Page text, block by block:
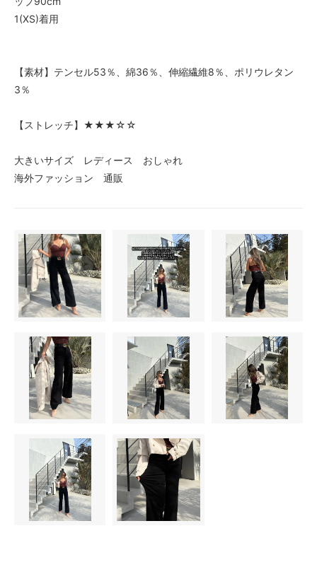
1(XS)着用
【素材】テンセル53％、綿36％、伸縮繊維8％、ポリウレタン
3％
【ストレッチ】★★★☆☆
大きいサイズ レディース おしゃれ
海外ファッション 通販